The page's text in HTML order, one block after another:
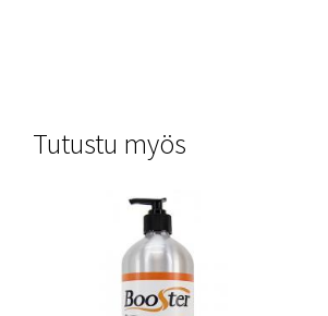
Tutustu myös